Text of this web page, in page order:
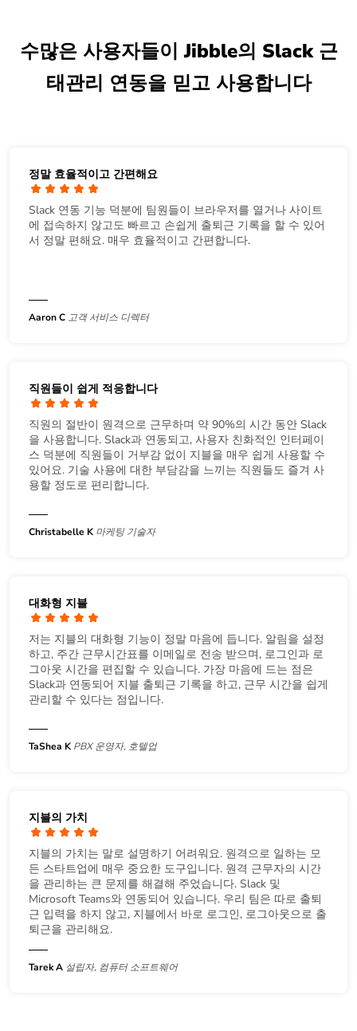
수많은 사용자들이 Jibble의 Slack 근
태관리 연동을 믿고 사용합니다
정말 효율적이고 간편해요
Slack 연동 기능 덕분에 팀원들이 브라우저를 열거나 사이트
에 접속하지 않고도 빠르고 손쉽게 출퇴근 기록을 할 수 있어
서 정말 편해요. 매우 효율적이고 간편합니다.
Aaron C 고객 서비스 디렉터
직원들이 쉽게 적응합니다
직원의 절반이 원격으로 근무하며 약 90%의 시간 동안 Slack
을 사용합니다. Slack과 연동되고, 사용자 친화적인 인터페이
스 덕분에 직원들이 거부감 없이 지블을 매우 쉽게 사용할 수
있어요. 기술 사용에 대한 부담감을 느끼는 직원들도 즐겨 사
용할 정도로 편리합니다.
Christabelle K 마케팅 기술자
대화형 지블
저는 지블의 대화형 기능이 정말 마음에 듭니다. 알림을 설정
하고, 주간 근무시간표를 이메일로 전송 받으며, 로그인과 로
그아웃 시간을 편집할 수 있습니다. 가장 마음에 드는 점은
Slack과 연동되어 지블 출퇴근 기록을 하고, 근무 시간을 쉽게
관리할 수 있다는 점입니다.
TaShea K PBX 운영자, 호텔업
지블의 가치
지블의 가치는 말로 설명하기 어려워요. 원격으로 일하는 모
든 스타트업에 매우 중요한 도구입니다. 원격 근무자의 시간
을 관리하는 큰 문제를 해결해 주었습니다. Slack 및
Microsoft Teams와 연동되어 있습니다. 우리 팀은 따로 출퇴
근 입력을 하지 않고, 지블에서 바로 로그인, 로그아웃으로 출
퇴근을 관리해요.
Tarek A 설립자, 컴퓨터 소프트웨어